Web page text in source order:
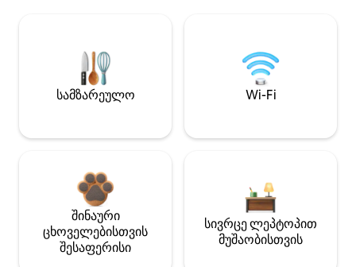
სამზარეულო Wi-Fi
შინაური
ცხოველებისთვის
შესაფერისი
სივრცე ლეპტოპით
მუშაობისთვის